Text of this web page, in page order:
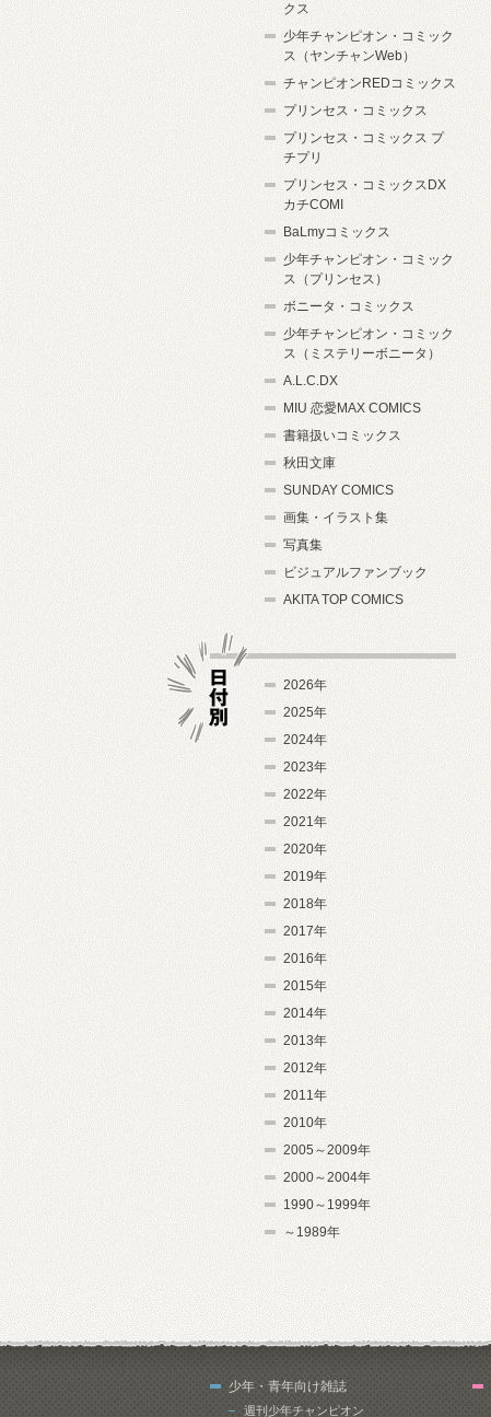
クス
少年チャンピオン・コミック
ス（ヤンチャンWeb）
チャンピオンREDコミックス
プリンセス・コミックス
プリンセス・コミックス プ
チプリ
プリンセス・コミックスDX
カチCOMI
BaLmyコミックス
少年チャンピオン・コミック
ス（プリンセス）
ボニータ・コミックス
少年チャンピオン・コミック
ス（ミステリーボニータ）
A.L.C.DX
MIU 恋愛MAX COMICS
書籍扱いコミックス
秋田文庫
SUNDAY COMICS
画集・イラスト集
写真集
ビジュアルファンブック
AKITA TOP COMICS
2026年
2025年
2024年
2023年
2022年
2021年
2020年
2019年
2018年
2017年
2016年
2015年
2014年
2013年
2012年
2011年
2010年
2005～2009年
2000～2004年
1990～1999年
～1989年
少年・青年向け雑誌
週刊少年チャンピオン